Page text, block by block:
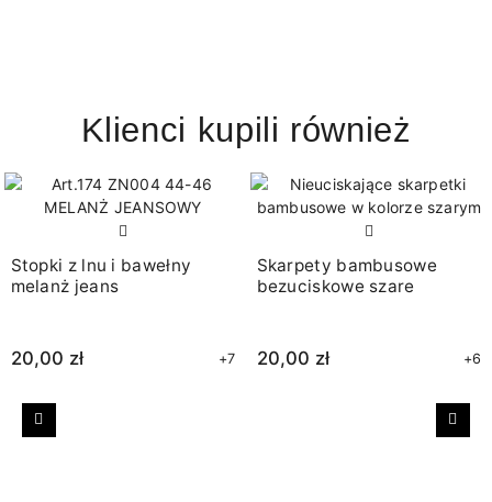
Klienci kupili również
Stopki z lnu i bawełny
melanż jeans
20,00 zł +7
Skarpety bambusowe
bezuciskowe szare
20,00 zł +6
Poprzedni